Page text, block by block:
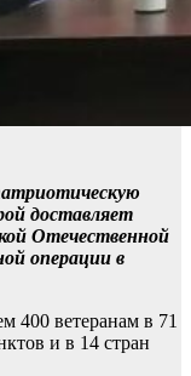
доставляет
Отечественной
операции в
400 ветеранам в 71
и в 14 стран